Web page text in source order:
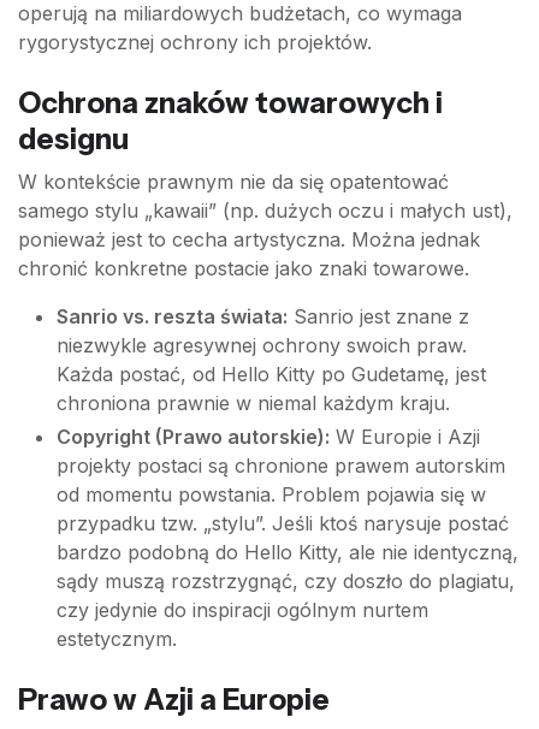
operują na miliardowych budżetach, co wymaga
rygorystycznej ochrony ich projektów.
Ochrona znaków towarowych i
designu
W kontekście prawnym nie da się opatentować
samego stylu „kawaii” (np. dużych oczu i małych ust),
ponieważ jest to cecha artystyczna. Można jednak
chronić konkretne postacie jako znaki towarowe.
Sanrio vs. reszta świata: Sanrio jest znane z
niezwykle agresywnej ochrony swoich praw.
Każda postać, od Hello Kitty po Gudetamę, jest
chroniona prawnie w niemal każdym kraju.
Copyright (Prawo autorskie): W Europie i Azji
projekty postaci są chronione prawem autorskim
od momentu powstania. Problem pojawia się w
przypadku tzw. „stylu”. Jeśli ktoś narysuje postać
bardzo podobną do Hello Kitty, ale nie identyczną,
sądy muszą rozstrzygnąć, czy doszło do plagiatu,
czy jedynie do inspiracji ogólnym nurtem
estetycznym.
Prawo w Azji a Europie